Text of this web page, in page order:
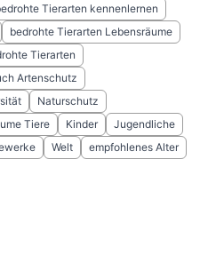
Tierarten kennenlernen
bedrohte Tierarten Lebensräume
Tierarten
Artenschutz
Naturschutz
Tiere Kinder
Jugendliche
Welt
empfohlenes Alter